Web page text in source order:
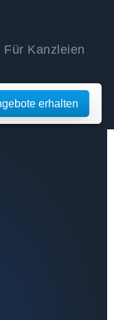
Für Kanzleien
erhalten